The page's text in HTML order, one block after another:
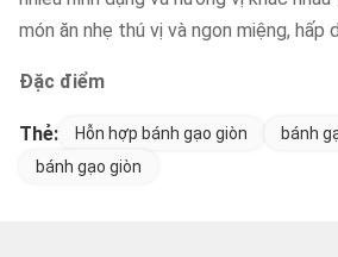
món ăn nhẹ thú vị và ngon miệng, hấp
Đặc điểm
Thẻ: Hỗn hợp bánh gạo giòn
bánh
bánh gạo giòn